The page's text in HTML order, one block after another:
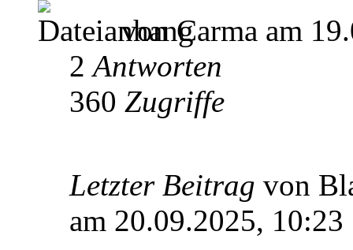
von Carma am
2Antworten
360 Zugriffe
Letzter Beitrag von
am 20.09.2025, 10:23